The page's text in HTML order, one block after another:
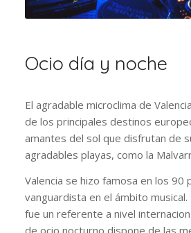
Ocio día y noche
El agradable microclima de
de los principales destinos
amantes del sol que disfrutan de
agradables playas, como la
Valencia se hizo famosa en los 90
vanguardista en el ámbito musical.
fue un referente a nivel
de ocio nocturno dispone de las